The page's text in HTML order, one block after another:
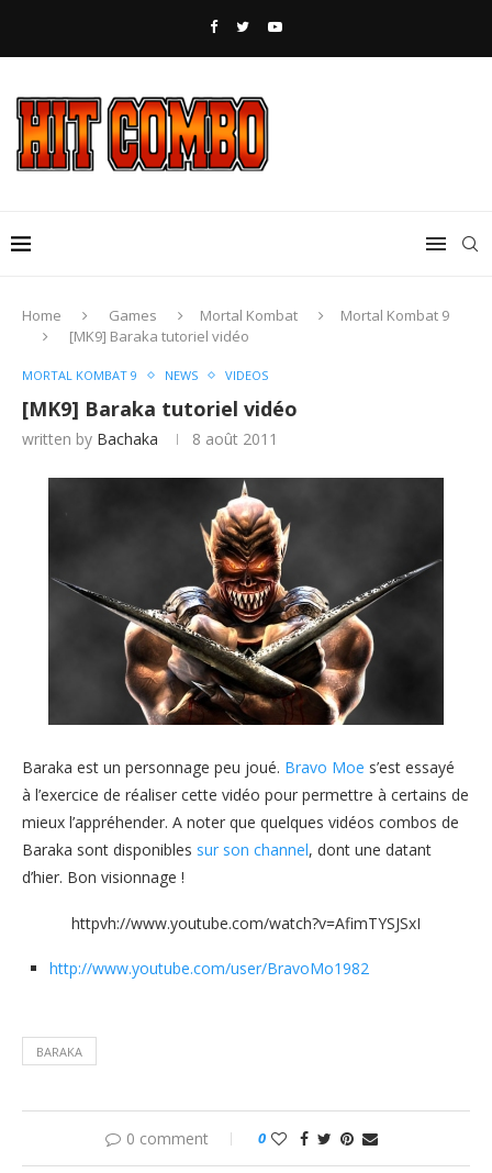
Home Games Mortal Kombat
Mortal Kombat 9
[MK9] Baraka tutoriel vidéo
MORTAL KOMBAT 9 NEWS VIDEOS
[MK9] Baraka tutoriel vidéo
written by Bachaka 8 août 2011
Baraka est un personnage peu joué. Bravo Moe s’est essayé
à l’exercice de réaliser cette vidéo pour permettre à certains de
mieux l’appréhender. A noter que quelques vidéos combos de
Baraka sont disponibles sur son channel, dont une datant
d’hier. Bon visionnage !
httpvh://www.youtube.com/watch?v=AfimTYSJSxI
http://www.youtube.com/user/BravoMo1982
BARAKA
0 comment 0